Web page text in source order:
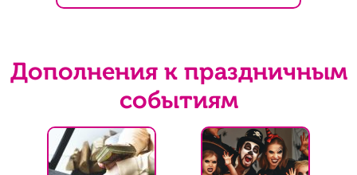
Дополнения к праздничным
событиям